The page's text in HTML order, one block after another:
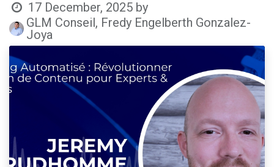
17 December, 2025 by
GLM Conseil, Fredy Engelberth Gonzalez-
Joya